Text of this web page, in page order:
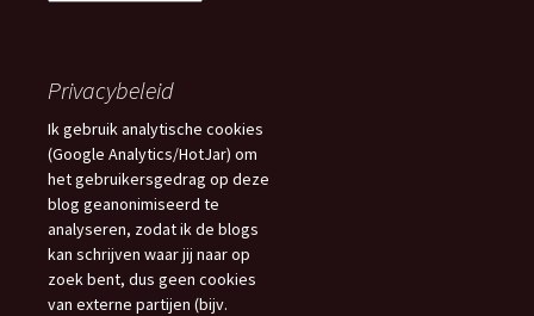
Privacybeleid
Ik gebruik analytische cookies
(Google Analytics/HotJar) om
het gebruikersgedrag op deze
blog geanonimiseerd te
analyseren, zodat ik de blogs
kan schrijven waar jij naar op
zoek bent, dus geen cookies
van externe partijen (bijv.